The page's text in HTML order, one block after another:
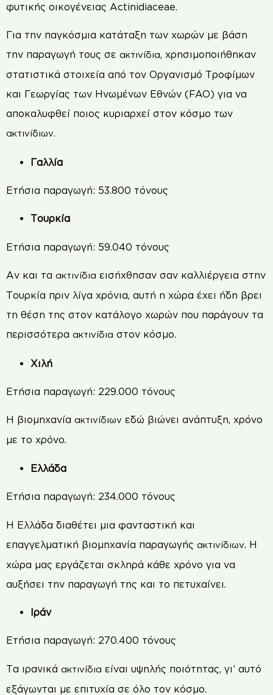
φυτικής οικογένειας Actinidiaceae.
Για την παγκόσμια κατάταξη των χωρών με βάση
την παραγωγή τους σε ακτινίδια, χρησιμοποιήθηκαν
στατιστικά στοιχεία από τον Οργανισμό Τροφίμων
και Γεωργίας των Ηνωμένων Εθνών (FAO) για να
αποκαλυφθεί ποιος κυριαρχεί στον κόσμο των
ακτινίδιων.
Γαλλία
Ετήσια παραγωγή: 53.800 τόνους
Τουρκία
Ετήσια παραγωγή: 59.040 τόνους
Αν και τα ακτινίδια εισήχθησαν σαν καλλιέργεια στην
Τουρκία πριν λίγα χρόνια, αυτή η χώρα έχει ήδη βρει
τη θέση της στον κατάλογο χωρών που παράγουν τα
περισσότερα ακτινίδια στον κόσμο.
Χιλή
Ετήσια παραγωγή: 229.000 τόνους
Η βιομηχανία ακτινίδιων εδώ βιώνει ανάπτυξη, χρόνο
με το χρόνο.
Ελλάδα
Ετήσια παραγωγή: 234.000 τόνους
Η Ελλάδα διαθέτει μια φανταστική και
επαγγελματική βιομηχανία παραγωγής ακτινίδιων . Η
χώρα μας εργάζεται σκληρά κάθε χρόνο για να
αυξήσει την παραγωγή της και το πετυχαίνει.
Ιράν
Ετήσια παραγωγή: 270.400 τόνους
Τα ιρανικά ακτινίδια είναι υψηλής ποιότητας, γι’ αυτό
εξάγωνται με επιτυχία σε όλο τον κόσμο.